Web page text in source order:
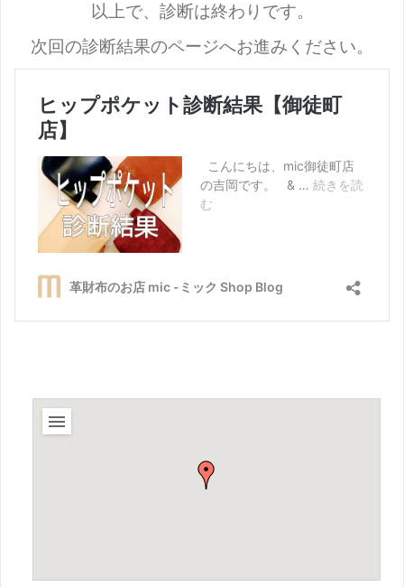
以上で、診断は終わりです。
次回の診断結果のページへお進みください。